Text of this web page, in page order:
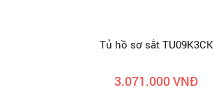
Tủ hồ sơ sắt TU09K3CK
3.071.000 VNĐ